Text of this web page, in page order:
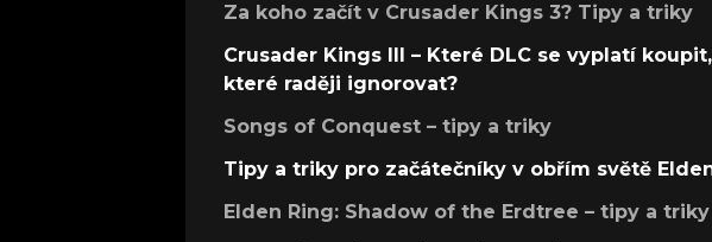
Za koho začít v Crusader Kings 3? Tipy a triky
Crusader Kings III – Které DLC se vyplatí
které raději ignorovat?
Songs of Conquest – tipy a triky
Tipy a triky pro začátečníky v obřím světě
Elden Ring: Shadow of the Erdtree – tipy a triky